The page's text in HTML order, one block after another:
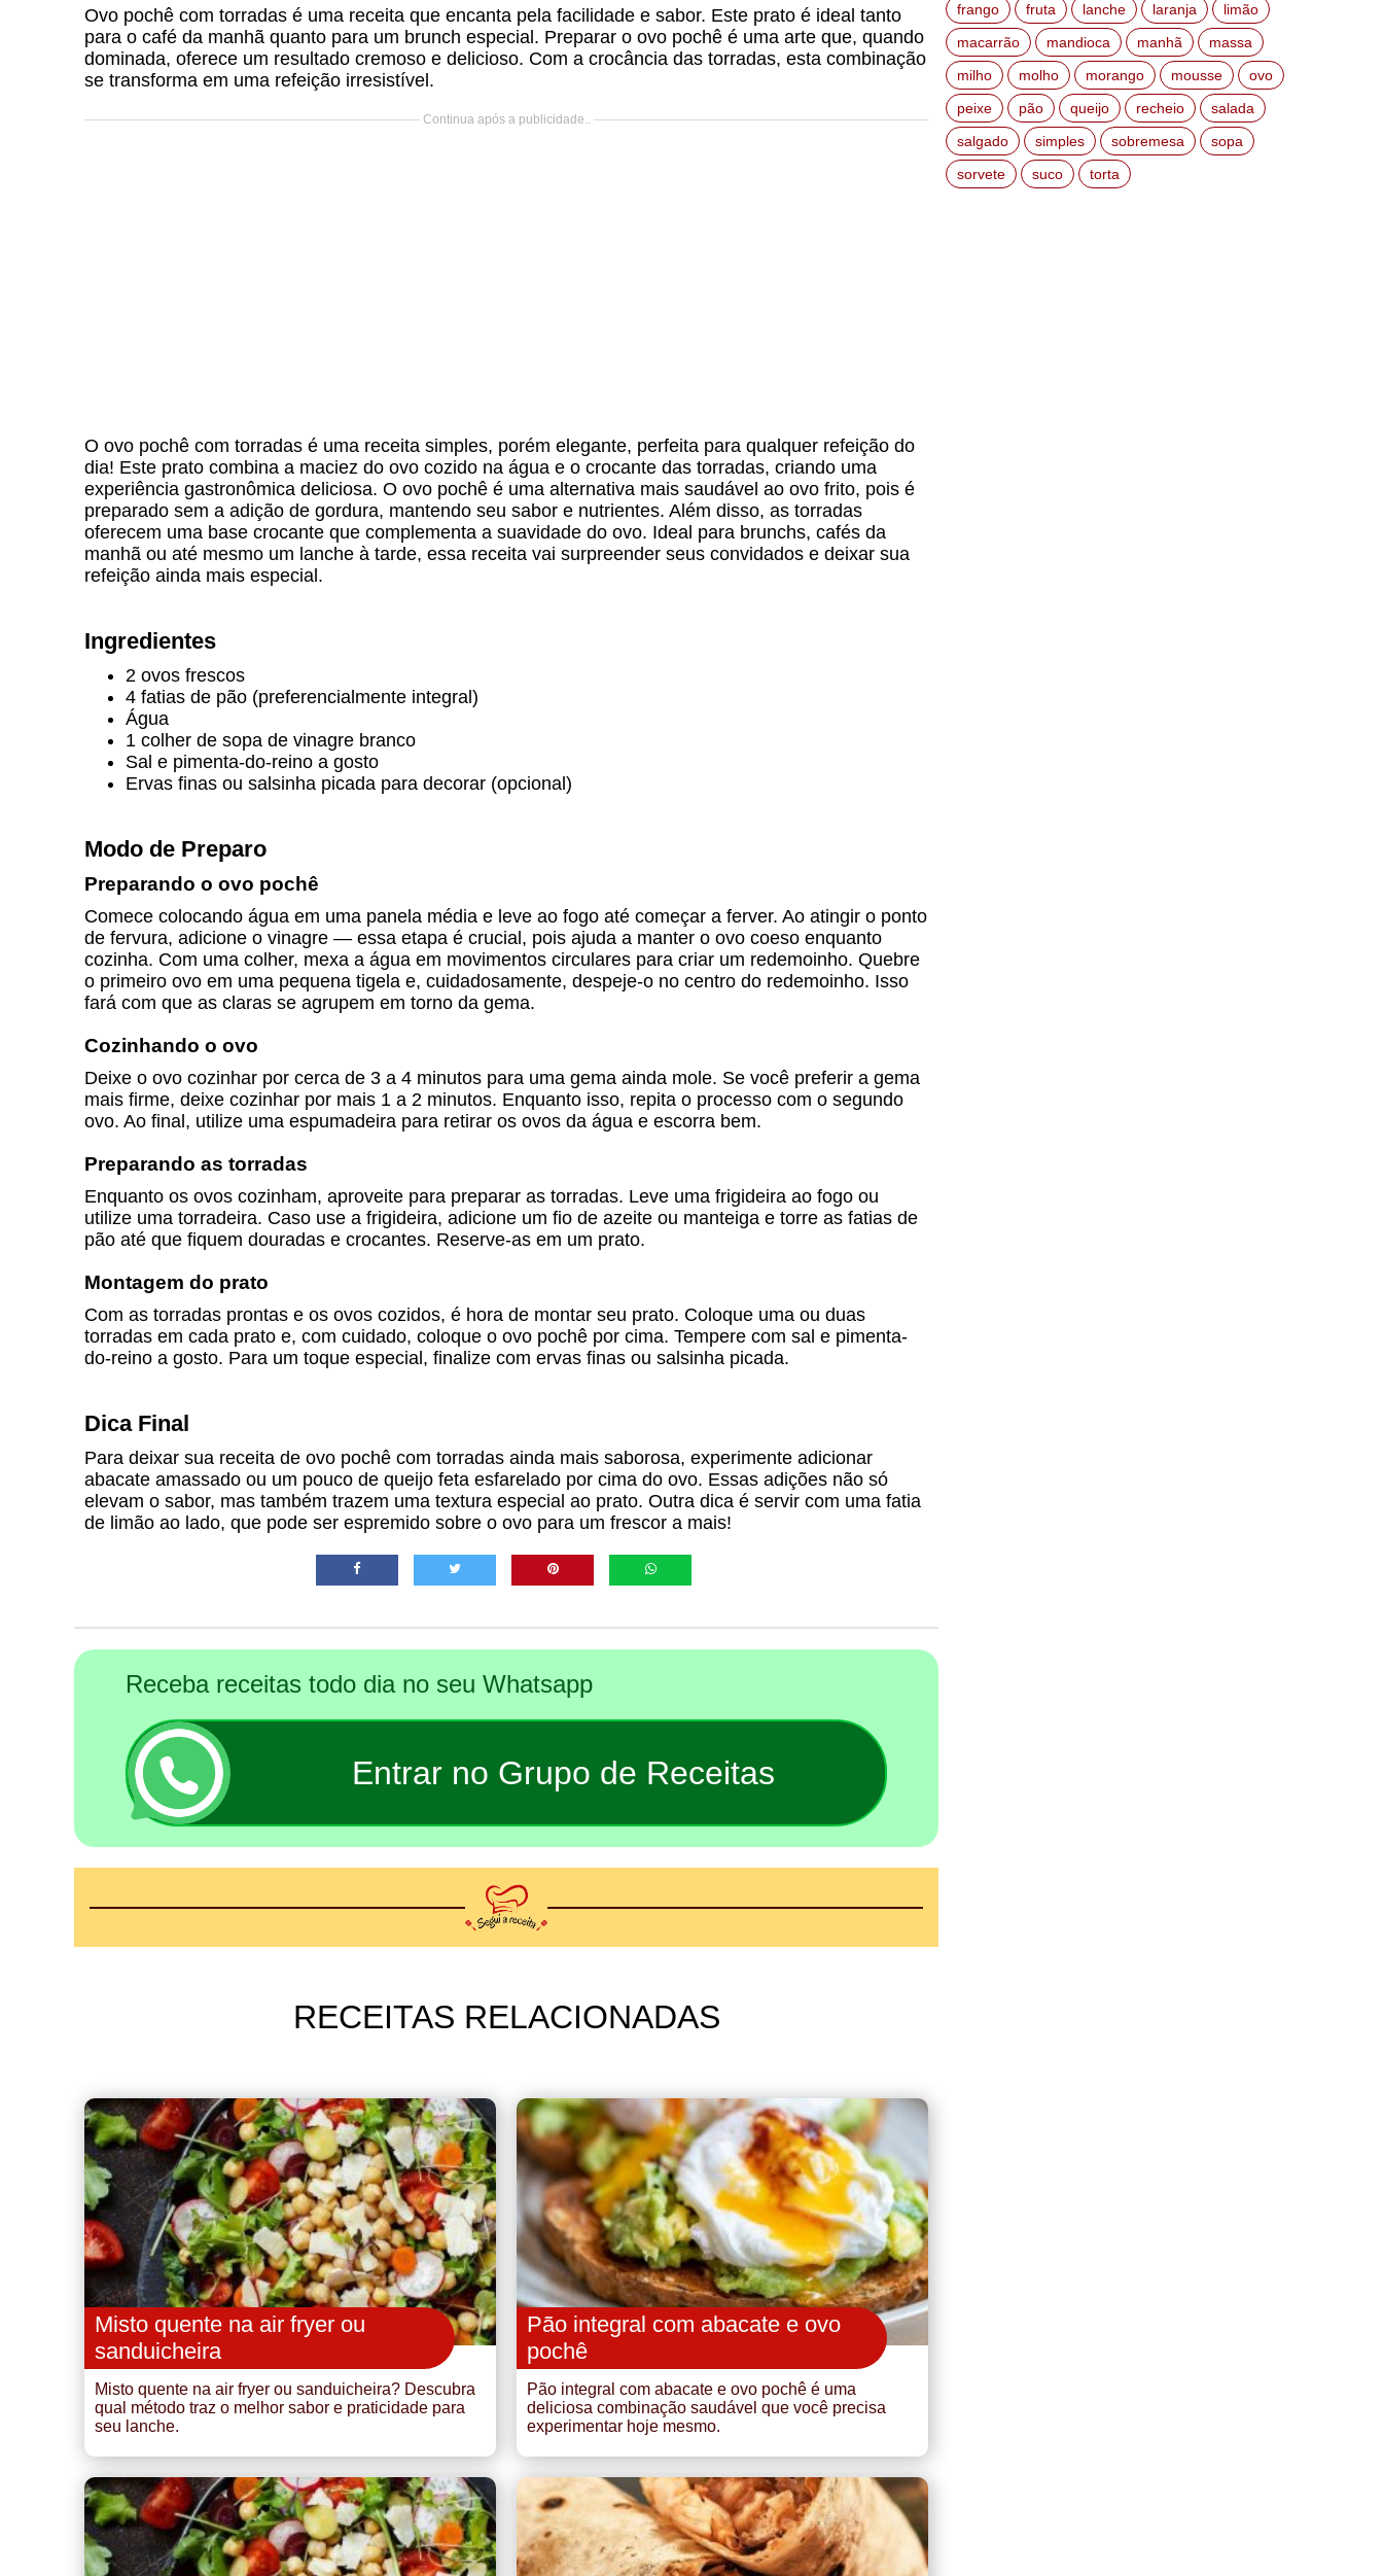
Ovo pochê com torradas é uma receita que encanta pela facilidade e sabor. Este prato é ideal tanto
para o café da manhã quanto para um brunch especial. Preparar o ovo pochê é uma arte que, quando
dominada, oferece um resultado cremoso e delicioso. Com a crocância das torradas, esta combinação
se transforma em uma refeição irresistível.
Continua após a publicidade..
O ovo pochê com torradas é uma receita simples, porém elegante, perfeita para qualquer refeição do
dia! Este prato combina a maciez do ovo cozido na água e o crocante das torradas, criando uma
experiência gastronômica deliciosa. O ovo pochê é uma alternativa mais saudável ao ovo frito, pois é
preparado sem a adição de gordura, mantendo seu sabor e nutrientes. Além disso, as torradas
oferecem uma base crocante que complementa a suavidade do ovo. Ideal para brunchs, cafés da
manhã ou até mesmo um lanche à tarde, essa receita vai surpreender seus convidados e deixar sua
refeição ainda mais especial.
Ingredientes
2 ovos frescos
4 fatias de pão (preferencialmente integral)
Água
1 colher de sopa de vinagre branco
Sal e pimenta-do-reino a gosto
Ervas finas ou salsinha picada para decorar (opcional)
Modo de Preparo
Preparando o ovo pochê
Comece colocando água em uma panela média e leve ao fogo até começar a ferver. Ao atingir o ponto
de fervura, adicione o vinagre — essa etapa é crucial, pois ajuda a manter o ovo coeso enquanto
cozinha. Com uma colher, mexa a água em movimentos circulares para criar um redemoinho. Quebre
o primeiro ovo em uma pequena tigela e, cuidadosamente, despeje-o no centro do redemoinho. Isso
fará com que as claras se agrupem em torno da gema.
Cozinhando o ovo
Deixe o ovo cozinhar por cerca de 3 a 4 minutos para uma gema ainda mole. Se você preferir a gema
mais firme, deixe cozinhar por mais 1 a 2 minutos. Enquanto isso, repita o processo com o segundo
ovo. Ao final, utilize uma espumadeira para retirar os ovos da água e escorra bem.
Preparando as torradas
Enquanto os ovos cozinham, aproveite para preparar as torradas. Leve uma frigideira ao fogo ou
utilize uma torradeira. Caso use a frigideira, adicione um fio de azeite ou manteiga e torre as fatias de
pão até que fiquem douradas e crocantes. Reserve-as em um prato.
Montagem do prato
Com as torradas prontas e os ovos cozidos, é hora de montar seu prato. Coloque uma ou duas
torradas em cada prato e, com cuidado, coloque o ovo pochê por cima. Tempere com sal e pimenta-
do-reino a gosto. Para um toque especial, finalize com ervas finas ou salsinha picada.
Dica Final
Para deixar sua receita de ovo pochê com torradas ainda mais saborosa, experimente adicionar
abacate amassado ou um pouco de queijo feta esfarelado por cima do ovo. Essas adições não só
elevam o sabor, mas também trazem uma textura especial ao prato. Outra dica é servir com uma fatia
de limão ao lado, que pode ser espremido sobre o ovo para um frescor a mais!
Receba receitas todo dia no seu Whatsapp
Entrar no Grupo de Receitas
RECEITAS RELACIONADAS
Misto quente na air fryer ou
sanduicheira
Misto quente na air fryer ou sanduicheira? Descubra
qual método traz o melhor sabor e praticidade para
seu lanche.
Pão integral com abacate e ovo
pochê
Pão integral com abacate e ovo pochê é uma
deliciosa combinação saudável que você precisa
experimentar hoje mesmo.
frango
fruta lanche laranja
limão
macarrão
mandioca manhã
massa
milho
molho morango mousse
ovo
peixe
pão queijo recheio
salada
salgado
simples sobremesa
sopa
sorvete
suco torta